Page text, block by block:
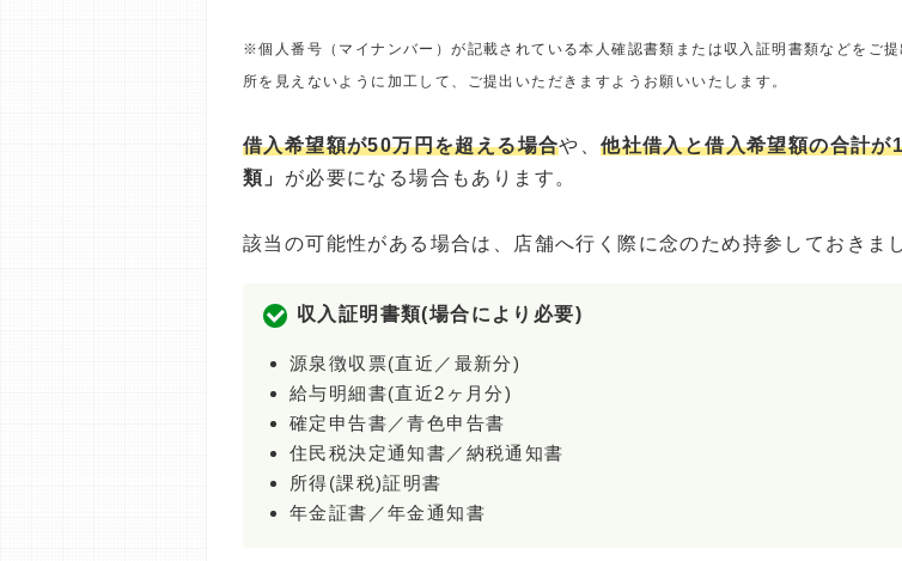
※個人番号（マイナンバー）が記載されている本人確認書類または収入証明書類などをご
所を見えないように加工して、ご提出いただきますようお願いいたします。
借入希望額が50万円を超える場合や、他社借入と借入希望額の合計が
類」 が必要になる場合もあります。
該当の可能性がある場合は、店舗へ行く際に念のため持参しておきま
収入証明書類(場合により必要)
源泉徴収票(直近／最新分)
給与明細書(直近2ヶ月分)
確定申告書／青色申告書
住民税決定通知書／納税通知書
所得(課税)証明書
年金証書／年金通知書